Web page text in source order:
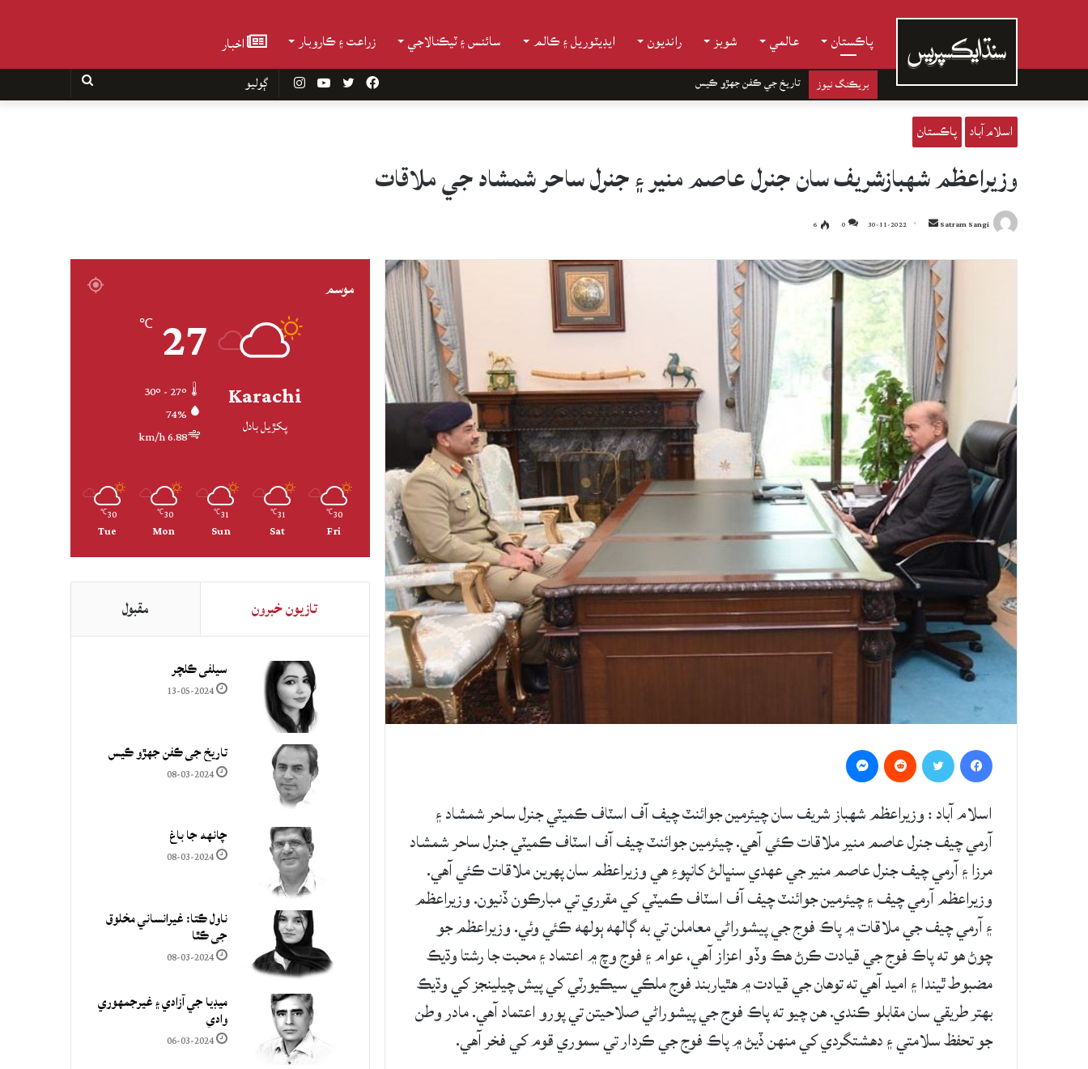
پاڪستان عالمي شوبز رانديون ايڊيٽوريل ۽ ڪالم سائنس ۽ ٽيڪنالاجي زراعت ۽ ڪاروبار اخبار
بريڪنگ نيوز تاريخ جي ڪفن جھڙو ڪيس InstagramYouTube Twitter
Facebook
اسلام آباد پاڪستان
وزيراعظم شهبازشريف سان جنرل عاصم منير ۽ جنرل ساحر شمشاد جي ملاقات
Satram Sangi
Send
email
30-11-2022
0
6
اسلام آباد : وزيراعظم شهباز شريف سان چيئرمين جوائنٽ چيف آف اسٽاف ڪميٽي جنرل ساحر شمشاد ۽
آرمي چيف جنرل عاصم منير ملاقات ڪئي آهي. چيئرمين جوائنٽ چيف آف اسٽاف ڪميٽي جنرل ساحر شمشاد
مرزا ۽ آرمي چيف جنرل عاصم منير جي عهدي سنڀالڻ کانپوءِ هي وزيراعظم سان پهرين ملاقات ڪئي آهي.
وزيراعظم آرمي چيف ۽ چيئرمين جوائنٽ چيف آف اسٽاف ڪميٽي کي مقرري تي مبارڪون ڏنيون. وزيراعظم
۽ آرمي چيف جي ملاقات ۾ پاڪ فوج جي پيشوراڻي معاملن تي به ڳالهه ٻولهه ڪئي وئي. وزيراعظم جو
چوڻ هو ته پاڪ فوج جي قيادت ڪرڻ هڪ وڏو اعزاز آهي، عوام ۽ فوج وچ ۾ اعتماد ۽ محبت جا رشتا وڌيڪ
مضبوط ٿيندا ۽ اميد آهي ته توهان جي قيادت ۾ هٿياربند فوج ملڪي سيڪيورٽي کي پيش چيلينجز کي وڌيڪ
بهتر طريقي سان مقابلو ڪندي. هن چيو ته پاڪ فوج جي پيشوراڻي صلاحيتن تي پورو اعتماد آهي. مادر وطن
جو تحفظ سلامتي ۽ دهشتگردي کي منهن ڏيڻ ۾ پاڪ فوج جي ڪردار تي سموري قوم کي فخر آهي.
موسم
Karachi
پکڙيل بادل
27
℃
74%
6.88 km/h
30
℃
Fri
31
℃
Sat
31
℃
Sun
30
℃
Mon
30
℃
Tue
تازيون خبرون مقبول
سيلفي ڪلچر
13-05-2024
تاريخ جي ڪفن جھڙو ڪيس
08-03-2024
چانهه جا باغ
08-03-2024
ناول ڪتا: غيرانساني مخلوق
جي ڪٿا
08-03-2024
ميڊيا جي آزادي ۽ غيرجمھوري
وادي
06-03-2024